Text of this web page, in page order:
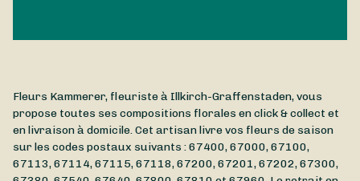
Fleurs Kammerer, fleuriste à Illkirch-Graffenstaden, vous
propose toutes ses compositions florales en click & collect et
en livraison à domicile. Cet artisan livre vos fleurs de saison
sur les codes postaux suivants : 67400, 67000, 67100,
67113, 67114, 67115, 67118, 67200, 67201, 67202, 67300,